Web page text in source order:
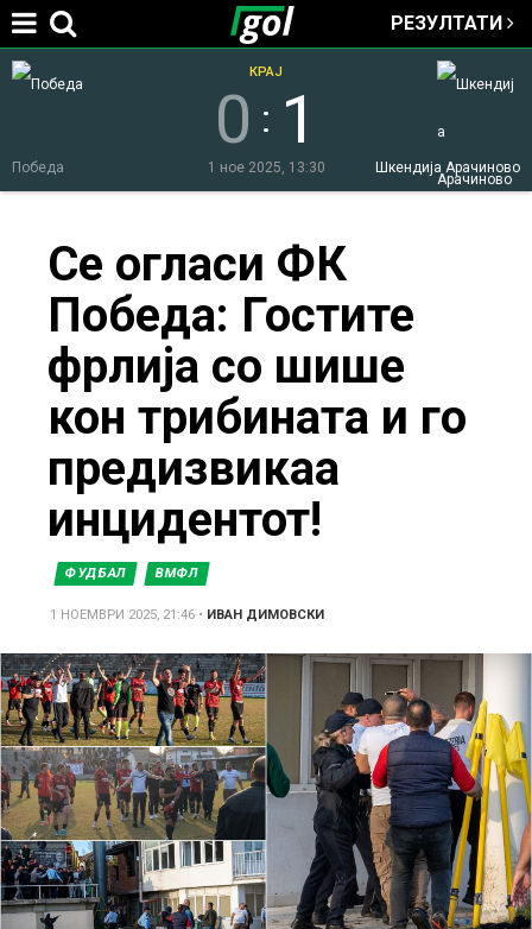
Jump to navigation
РЕЗУЛТАТИ
Победа Шкендија Арачиново
0 : 1
КРАЈ
1 ное 2025, 13:30
here
Се огласи ФК
Победа: Гостите
фрлија со шише
кон трибината и го
предизвикаа
инцидентот!
ФУДБАЛ ВМФЛ
1 НОЕМВРИ 2025, 21:46 • ИВАН ДИМОВСКИ